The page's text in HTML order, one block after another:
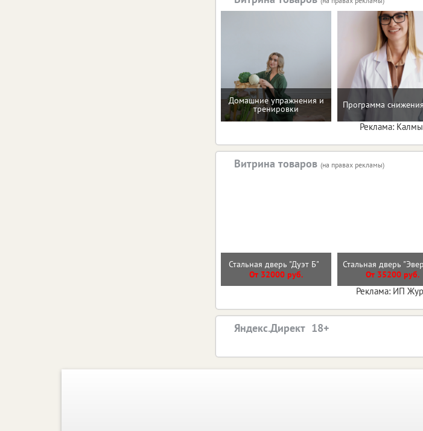
Домашние упражнения и
тренировки Программа
Реклама:
Витрина товаров (на правах рекламы)
Стальная дверь "Дуэт Б"
От 32000 руб.
Стальная дверь
От 35200 руб.
Реклама: ИП
Яндекс.Директ